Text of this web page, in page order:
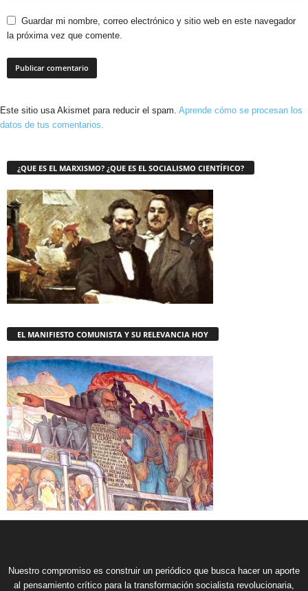
Guardar mi nombre, correo electrónico y sitio web en este navegador
la próxima vez que comente.
Este sitio usa Akismet para reducir el spam. Aprende cómo se procesan los
datos de tus comentarios.
¿QUE ES EL MARXISMO? ¿QUE ES EL SOCIALISMO CIENTÍFICO?
EL MANIFIESTO COMUNISTA Y SU RELEVANCIA HOY
Nuestro compromiso es construir un periódico que busca hacer un aporte
al pensamiento crítico para la transformación socialista revolucionaria,